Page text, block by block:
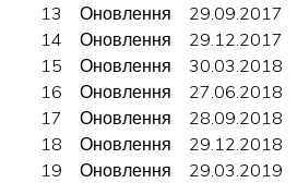
13
Оновлення 29.09.2017
14
Оновлення 29.12.2017
15
Оновлення 30.03.2018
16
Оновлення 27.06.2018
17
Оновлення 28.09.2018
18
Оновлення 29.12.2018
19
Оновлення 29.03.2019